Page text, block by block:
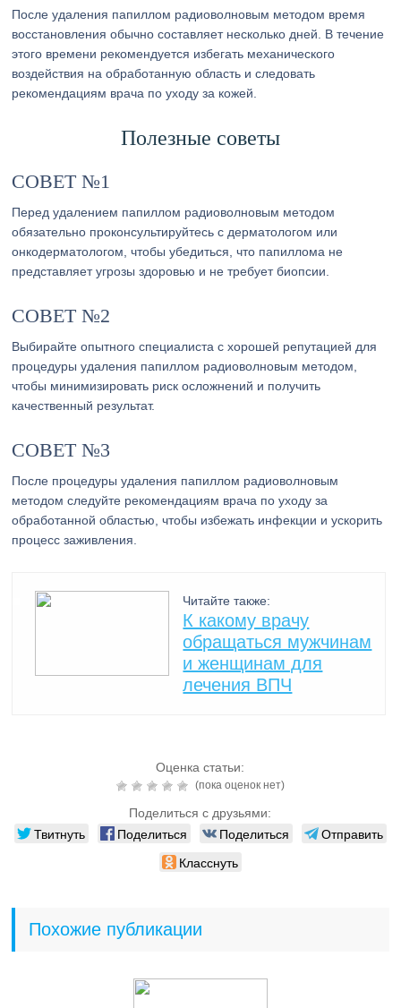
После удаления папиллом радиоволновым методом время
восстановления обычно составляет несколько дней. В течение
этого времени рекомендуется избегать механического
воздействия на обработанную область и следовать
рекомендациям врача по уходу за кожей.
Полезные советы
СОВЕТ №1
Перед удалением папиллом радиоволновым методом
обязательно проконсультируйтесь с дерматологом или
онкодерматологом, чтобы убедиться, что папиллома не
представляет угрозы здоровью и не требует биопсии.
СОВЕТ №2
Выбирайте опытного специалиста с хорошей репутацией для
процедуры удаления папиллом радиоволновым методом,
чтобы минимизировать риск осложнений и получить
качественный результат.
СОВЕТ №3
После процедуры удаления папиллом радиоволновым
методом следуйте рекомендациям врача по уходу за
обработанной областью, чтобы избежать инфекции и ускорить
процесс заживления.
Читайте также:
К какому врачу
обращаться мужчинам
и женщинам для
лечения ВПЧ
Оценка статьи:
(пока оценок нет)
Поделиться с друзьями:
Твитнуть Поделиться Поделиться
Отправить
Класснуть
Похожие публикации